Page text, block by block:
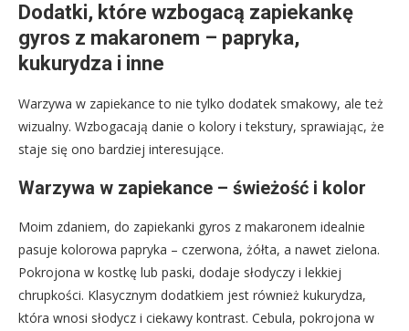
Dodatki, które wzbogacą zapiekankę
gyros z makaronem – papryka,
kukurydza i inne
Warzywa w zapiekance to nie tylko dodatek smakowy, ale też
wizualny. Wzbogacają danie o kolory i tekstury, sprawiając, że
staje się ono bardziej interesujące.
Warzywa w zapiekance – świeżość i kolor
Moim zdaniem, do zapiekanki gyros z makaronem idealnie
pasuje kolorowa papryka – czerwona, żółta, a nawet zielona.
Pokrojona w kostkę lub paski, dodaje słodyczy i lekkiej
chrupkości. Klasycznym dodatkiem jest również kukurydza,
która wnosi słodycz i ciekawy kontrast. Cebula, pokrojona w